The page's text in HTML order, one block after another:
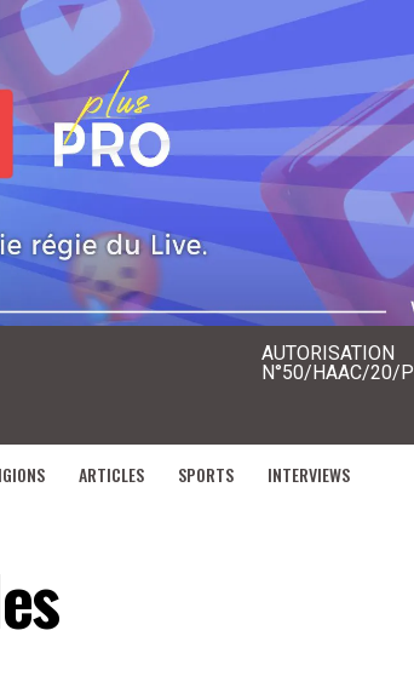
AUTORISATION
N°50/HAAC/20/P
ARTICLES SPORTS INTERVIEWS